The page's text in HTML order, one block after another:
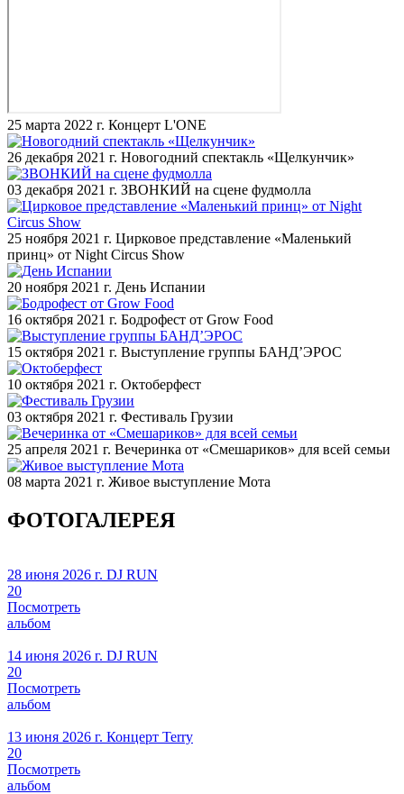
25 марта 2022 г. Концерт L'ONE
26 декабря 2021 г. Новогодний спектакль «Щелкунчик»
03 декабря 2021 г. ЗВОНКИЙ на сцене фудмолла
25 ноября 2021 г. Цирковое представление «Маленький
принц» от Night Circus Show
20 ноября 2021 г. День Испании
16 октября 2021 г. Бодрофест от Grow Food
15 октября 2021 г. Выступление группы БАНД’ЭРОС
10 октября 2021 г. Октоберфест
03 октября 2021 г. Фестиваль Грузии
25 апреля 2021 г. Вечеринка от «Смешариков» для всей семьи
08 марта 2021 г. Живое выступление Мота
ФОТОГАЛЕРЕЯ
28 июня 2026 г. DJ RUN
20
Посмотреть
альбом
14 июня 2026 г. DJ RUN
20
Посмотреть
альбом
13 июня 2026 г. Концерт Terry
20
Посмотреть
альбом